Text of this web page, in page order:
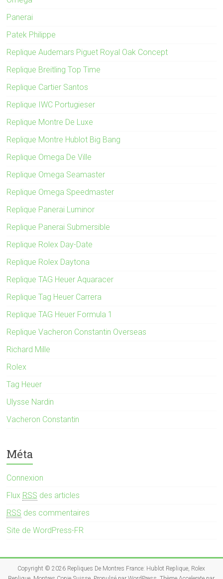
Panerai
Patek Philippe
Replique Audemars Piguet Royal Oak Concept
Replique Breitling Top Time
Replique Cartier Santos
Replique IWC Portugieser
Replique Montre De Luxe
Replique Montre Hublot Big Bang
Replique Omega De Ville
Replique Omega Seamaster
Replique Omega Speedmaster
Replique Panerai Luminor
Replique Panerai Submersible
Replique Rolex Day-Date
Replique Rolex Daytona
Replique TAG Heuer Aquaracer
Replique Tag Heuer Carrera
Replique TAG Heuer Formula 1
Replique Vacheron Constantin Overseas
Richard Mille
Rolex
Tag Heuer
Ulysse Nardin
Vacheron Constantin
Méta
Connexion
Flux RSS des articles
RSS des commentaires
Site de WordPress-FR
Copyright © 2026 Repliques De Montres France: Hublot Replique, Rolex